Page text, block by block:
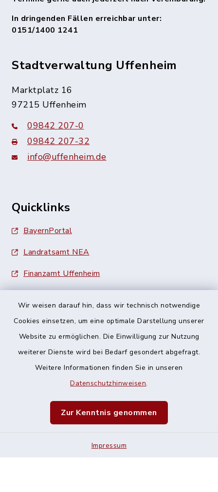
Wir weisen darauf hin, dass wir technisch notwendige
Cookies einsetzen, um eine optimale Darstellung unserer
Website zu ermöglichen. Die Einwilligung zur Nutzung
weiterer Dienste wird bei Bedarf gesondert abgefragt.
Weitere Informationen finden Sie in unseren
Datenschutzhinweisen.
Zur Kenntnis genommen
Impressum
In dringenden Fällen erreichbar unter:
0151/1400 1241
Stadtverwaltung Uffenheim
Marktplatz 16
97215 Uffenheim
09842 207-0
09842 207-32
info@uffenheim.de
Quicklinks
BayernPortal
Landratsamt NEA
Finanzamt Uffenheim
Barrierefreiheit
Impressum
Sitemap